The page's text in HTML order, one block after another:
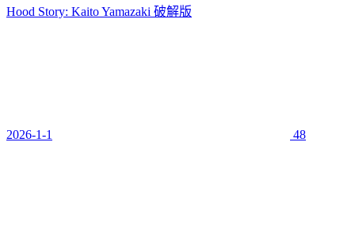
Hood Story: Kaito Yamazaki 破解版
2026-1-1 48